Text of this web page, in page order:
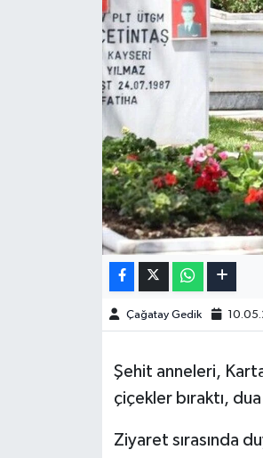
Çağatay Gedik
Şehit anneleri,
çiçekler bıraktı,
Ziyaret sırasında